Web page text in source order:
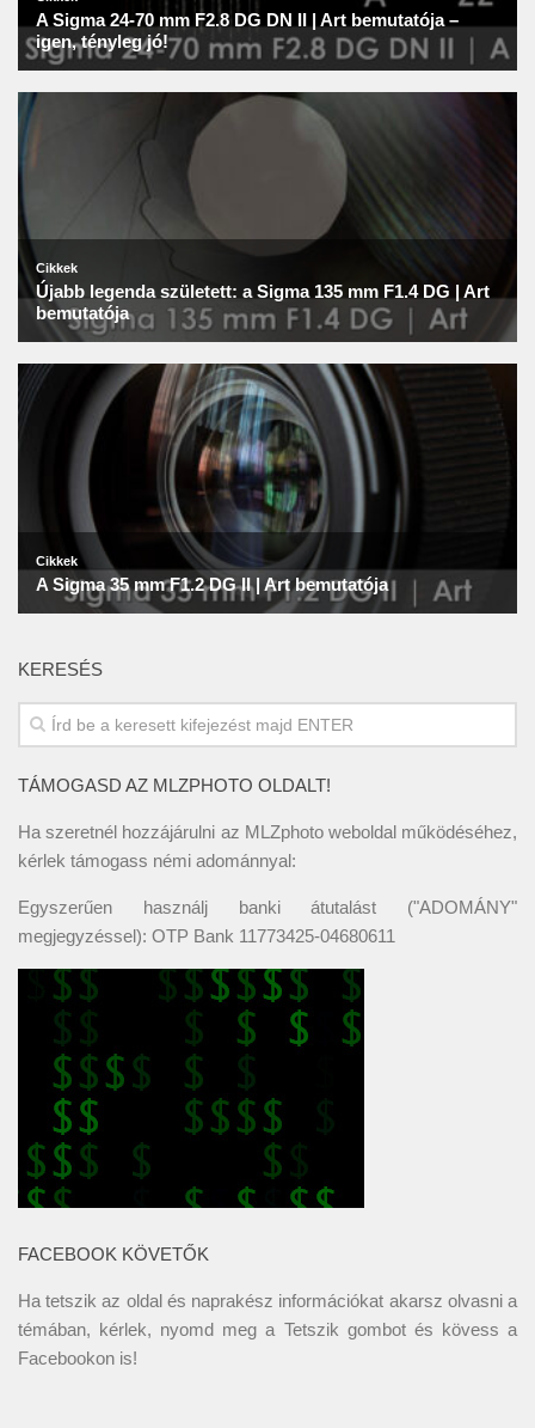
KERESÉS
TÁMOGASD AZ MLZPHOTO OLDALT!
Ha szeretnél hozzájárulni az MLZphoto weboldal működéséhez,
kérlek támogass némi adománnyal:
Egyszerűen használj banki átutalást ("ADOMÁNY"
megjegyzéssel): OTP Bank 11773425-04680611
FACEBOOK KÖVETŐK
Ha tetszik az oldal és naprakész információkat akarsz olvasni a
témában, kérlek, nyomd meg a Tetszik gombot és kövess a
Facebookon is!